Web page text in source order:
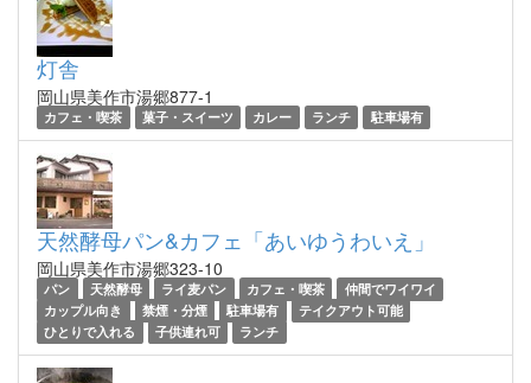
灯舎
岡山県美作市湯郷877-1
カフェ・喫茶 菓子・スイーツ カレー ランチ 駐車場有
天然酵母パン&カフェ「あいゆうわいえ」
岡山県美作市湯郷323-10
パン 天然酵母 ライ麦パン カフェ・喫茶
仲間でワイワイ
カップル向き
禁煙・分煙 駐車場有
テイクアウト可能
ひとりで入れる
子供連れ可 ランチ